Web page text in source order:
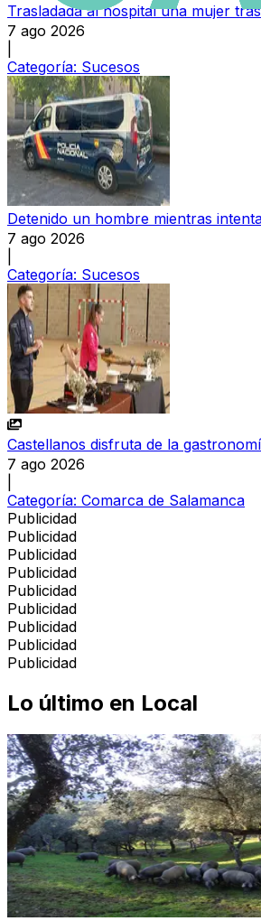
Trasladada al hospital una mujer
7 ago 2026
Categoría: Sucesos
Detenido un hombre mientras
7 ago 2026
Categoría: Sucesos
Castellanos disfruta de la
7 ago 2026
Categoría: Comarca de Salamanca
Publicidad
Publicidad
Publicidad
Publicidad
Publicidad
Publicidad
Publicidad
Publicidad
Publicidad
Lo último en Local